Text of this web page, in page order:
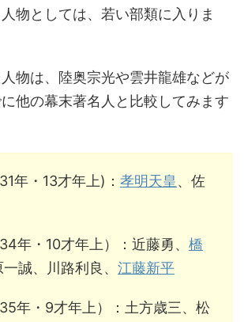
物としては、若い部類に入りま
物は、陸奥宗光や雲井龍雄などが
他の幕末著名人と比較してみます
年・13才年上)： 孝明天皇、佐
年・10才年上）：近藤勇、 橋
誠、川路利良、 江藤新平
年・9才年上）：土方歳三、松